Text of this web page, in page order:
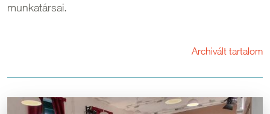
munkatársai.
Archivált tartalom
Kép